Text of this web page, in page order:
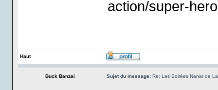
action/super-
Haut
Buck Banzai Sujet du message: Re: Les Soirées Nanar de